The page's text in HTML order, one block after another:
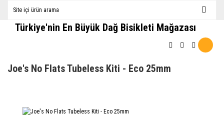
Türkiye'nin En Büyük Dağ Bisikleti Mağazası
Joe's No Flats Tubeless Kiti - Eco 25mm